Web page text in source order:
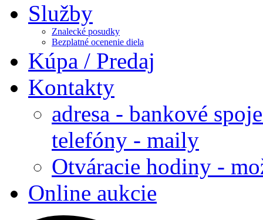
Služby
Znalecké posudky
Bezplatné ocenenie diela
Kúpa / Predaj
Kontakty
adresa - bankové
telefóny - maily
Otváracie hodiny -
Online aukcie